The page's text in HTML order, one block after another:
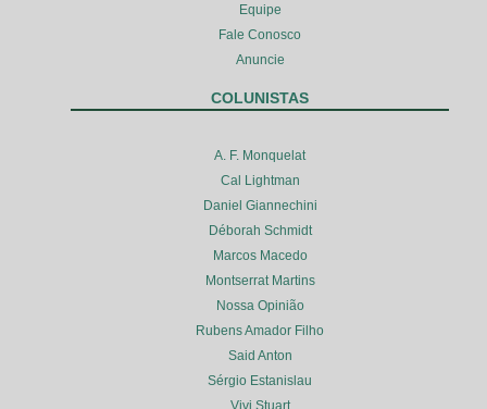
Equipe
Fale Conosco
Anuncie
COLUNISTAS
A. F. Monquelat
Cal Lightman
Daniel Giannechini
Déborah Schmidt
Marcos Macedo
Montserrat Martins
Nossa Opinião
Rubens Amador Filho
Said Anton
Sérgio Estanislau
Vivi Stuart